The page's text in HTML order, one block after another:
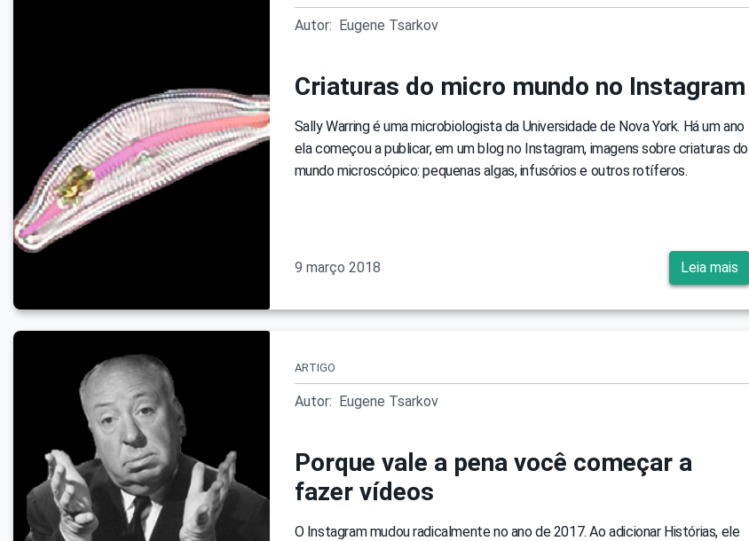
Autor: Eugene Tsarkov
Criaturas do micro mundo no Instagram
Sally Warring é uma microbiologista da Universidade de Nova York. Há um ano
ela começou a publicar, em um blog no Instagram, imagens sobre criaturas do
mundo microscópico: pequenas algas, infusórios e outros rotíferos.
9 março 2018 Leia mais
ARTIGO
Autor: Eugene Tsarkov
Porque vale a pena você começar a
fazer vídeos
O Instagram mudou radicalmente no ano de 2017. Ao adicionar Histórias, ele